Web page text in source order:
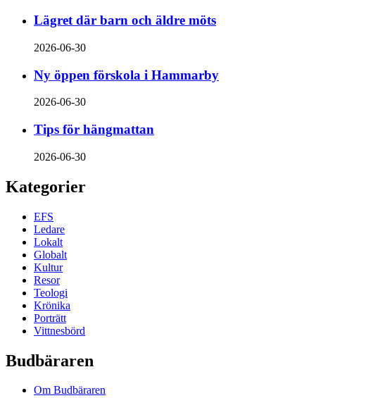
Lägret där barn och äldre möts
2026-06-30
Ny öppen förskola i Hammarby
2026-06-30
Tips för hängmattan
2026-06-30
Kategorier
EFS
Ledare
Lokalt
Globalt
Kultur
Resor
Teologi
Krönika
Porträtt
Vittnesbörd
Budbäraren
Om Budbäraren